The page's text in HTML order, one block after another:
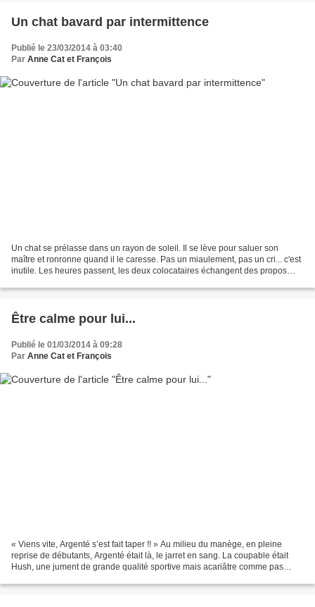
Un chat bavard par intermittence
Publié le 23/03/2014 à 03:40
Par Anne Cat et François
Un chat se prélasse dans un rayon de soleil. Il se lève pour saluer son
maître et ronronne quand il le caresse. Pas un miaulement, pas un cri... c'est
inutile. Les heures passent, les deux colocataires échangent des propos
Être calme pour lui...
Publié le 01/03/2014 à 09:28
Par Anne Cat et François
« Viens vite, Argenté s’est fait taper !! » Au milieu du manège, en pleine
reprise de débutants, Argenté était là, le jarret en sang. La coupable était
Hush, une jument de grande qualité sportive mais acariâtre comme pas